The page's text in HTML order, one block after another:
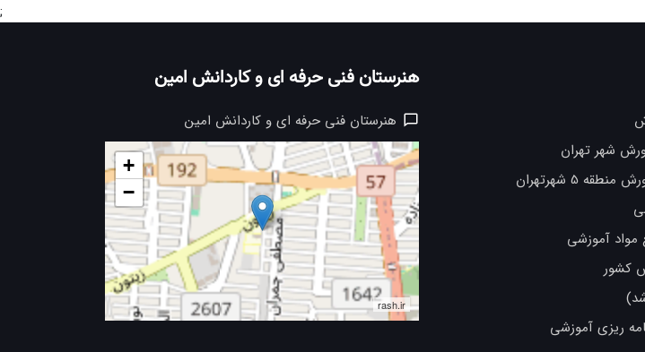
;
شهر تهران
5 شهرتهران
مواد آموزشی
کشور
ریزی آموزشی
هنرستان فنی حرفه ای و کاردانش امین
هنرستان فنی حرفه ای و کاردانش امین
+
−
rash.ir